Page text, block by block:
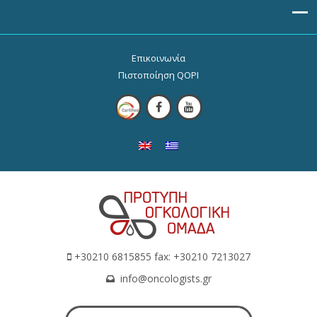
Επικοινωνία
Πιστοποίηση QOPI
+30210 6815855 fax: +30210 7213027
info@oncologists.gr